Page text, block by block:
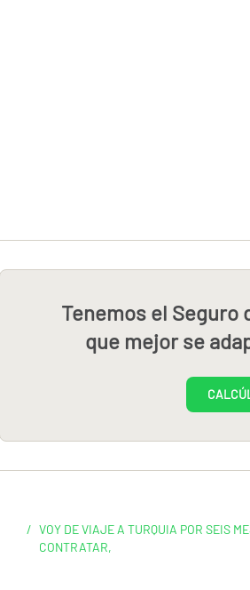
Tenemos el
que mejor se
/ VOY DE VIAJE A TURQUIA POR SEIS
CONTRATAR,